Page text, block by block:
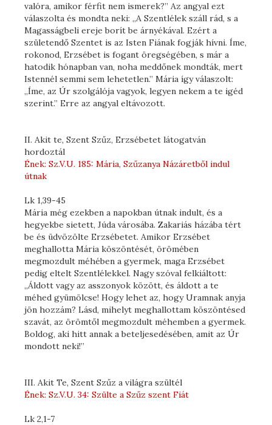
valóra, amikor férfit nem ismerek?” Az angyal ezt
válaszolta és mondta neki: „A Szentlélek száll rád, s a
Magasságbeli ereje borít be árnyékával. Ezért a
születendő Szentet is az Isten Fiának fogják hívni. Íme,
rokonod, Erzsébet is fogant öregségében, s már a
hatodik hónapban van, noha meddőnek mondták, mert
Istennél semmi sem lehetetlen.” Mária így válaszolt:
„Íme, az Úr szolgálója vagyok, legyen nekem a te igéd
szerint.” Erre az angyal eltávozott.
II. Akit te, Szent Szűz, Erzsébetet látogatván
hordoztál
Ének: Sz.V.U. 185: Mária, Szűzanya Názáretből indul
útnak
Lk 1,39-45
Mária még ezekben a napokban útnak indult, és a
hegyekbe sietett, Júda városába. Zakariás házába tért
be és üdvözölte Erzsébetet. Amikor Erzsébet
meghallotta Mária köszöntését, örömében
megmozdult méhében a gyermek, maga Erzsébet
pedig eltelt Szentlélekkel. Nagy szóval felkiáltott:
„Áldott vagy az asszonyok között, és áldott a te
méhed gyümölcse! Hogy lehet az, hogy Uramnak anyja
jön hozzám? Lásd, mihelyt meghallottam köszöntésed
szavát, az örömtől megmozdult méhemben a gyermek.
Boldog, aki hitt annak a beteljesedésében, amit az Úr
mondott neki!”
III. Akit Te, Szent Szűz a világra szültél
Ének: Sz.V.U. 34: Szülte a Szűz szent Fiát
Lk 2,1-7